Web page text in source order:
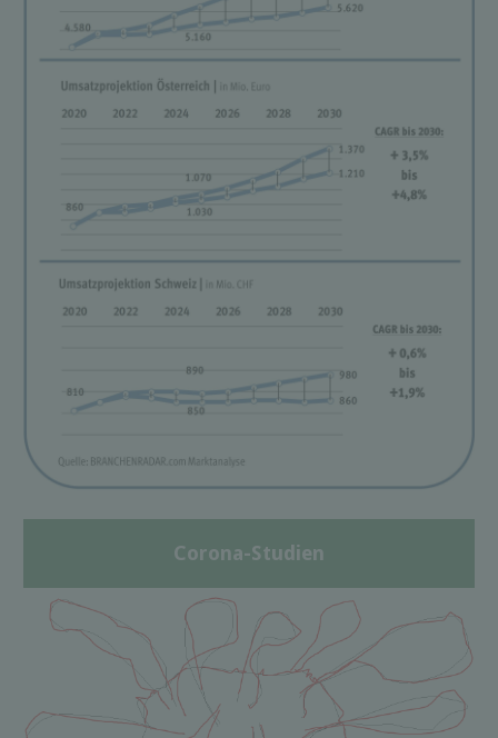
Corona-Studien